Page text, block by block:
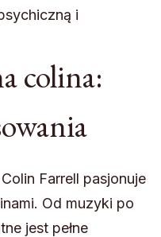
i
colina:
Farrell pasjonuje
Od muzyki po
jest pełne